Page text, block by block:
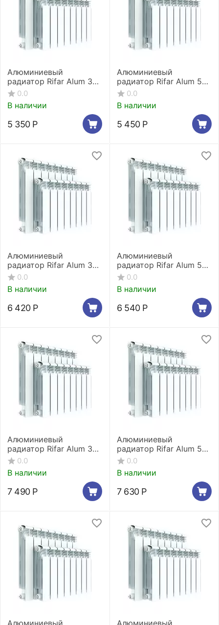
Алюминиевый
радиатор Rifar Alum 350
5 секций
0.0
В наличии
5 350 Р
Алюминиевый
радиатор Rifar Alum 500
5 секций
0.0
В наличии
5 450 Р
Алюминиевый
радиатор Rifar Alum 350
6 секций
0.0
В наличии
6 420 Р
Алюминиевый
радиатор Rifar Alum 500
6 секций
0.0
В наличии
6 540 Р
Алюминиевый
радиатор Rifar Alum 350
7 секций
0.0
В наличии
7 490 Р
Алюминиевый
радиатор Rifar Alum 500
7 секций
0.0
В наличии
7 630 Р